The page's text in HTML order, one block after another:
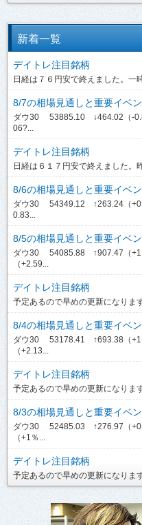
新着一覧
デイトレ注目銘柄
日経は７６円安で終えました。一
8/7の相場見通しと重要イベン
ダウ30 53885.10 ↓464.02（-
06?...
デイトレ注目銘柄
日経は６１７円安で終えました。
8/6の相場見通しと重要イベン
ダウ30 54349.12 ↑263.24（
0.83...
8/5の相場見通しと重要イベン
ダウ30 54085.88 ↑907.47（
（+2.59...
デイトレ注目銘柄
予定あるので早めの更新になりま
8/4の相場見通しと重要イベン
ダウ30 53178.41 ↑693.38（
（+2.13...
デイトレ注目銘柄
予定あるので早めの更新になりま
8/3の相場見通しと重要イベン
ダウ30 52485.03 ↑276.97（
（+1％...
デイトレ注目銘柄
予定あるので早めの更新になりま